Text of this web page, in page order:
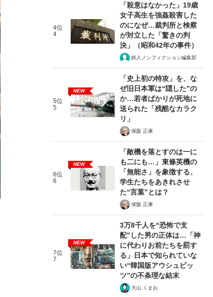
4位
4
「殺意はなかった」19歳
女子高生を強姦殺害した
のになぜ…裁判所と検察
が対立した「驚きの判
決」（昭和42年の事件）
鉄人ノンフィクション編集部
5位
5
NEW
「史上初の特攻」を、な
ぜ旧日本軍は“隠した”の
か…若者ばかりが死地に
送られた「残酷なカラク
リ」
保阪 正康
6位
6
NEW
「敵機を落とすのは一に
も二にも…」東條英機の
「無能さ」を象徴する、
学生たちをあきれさせ
た“言葉”とは？
保阪 正康
7位
7
NEW
3万8千人を“恐怖で支
配”した男の正体は…「神
に代わりお前たちを罰す
る」日本で知られていな
い“韓国版アウシュビッ
ツ”の不条理な結末
大山 くまお